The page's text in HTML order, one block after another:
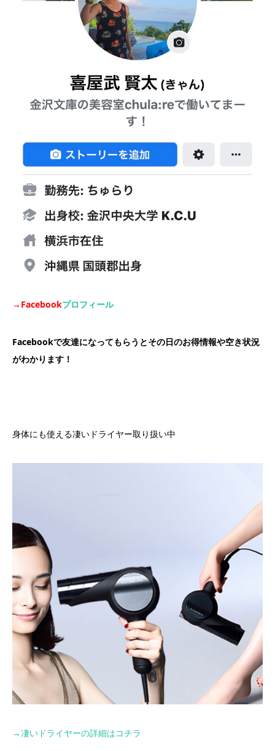
→Facebookプロフィール
Facebookで友達になってもらうとその日のお得情報や空き状況
がわかります！
身体にも使える凄いドライヤー取り扱い中
→凄いドライヤーの詳細はコチラ